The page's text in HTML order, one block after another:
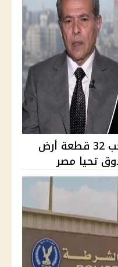
توفيق عكاشة يطالب بسحب 32 قطعة أرض
تحيا مصر